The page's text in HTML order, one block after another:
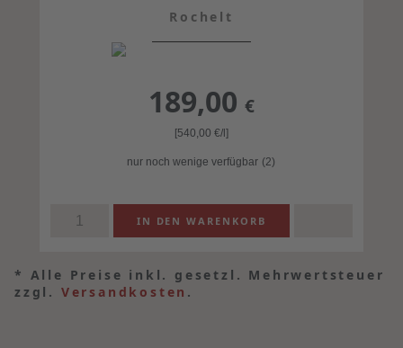
Rochelt
189,00 €
[540,00 €/l]
nur noch wenige verfügbar (2)
* Alle Preise inkl. gesetzl. Mehrwertsteuer
zzgl. Versandkosten .